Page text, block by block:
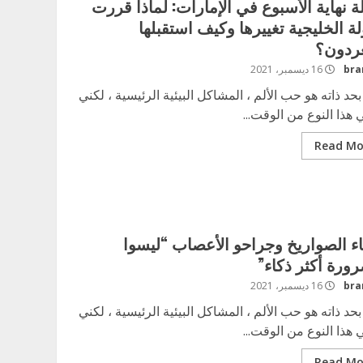
نهاية الأسبوع في الإمارات: لماذا قررت
الخليجية تغييرها وكيف استقبلها
16 ديسمبر، 2021
بحد ذاته هو حب الألم ، المشاكل البيئية الرئيسية ، لكني
هذا النوع من الوقت...
Read
الصواريخ وجراحو الأعصاب “ليسوا
أكثر ذكاء”
16 ديسمبر، 2021
بحد ذاته هو حب الألم ، المشاكل البيئية الرئيسية ، لكني
هذا النوع من الوقت...